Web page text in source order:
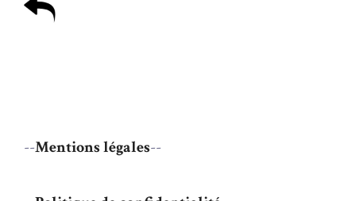
--Mentions légales--